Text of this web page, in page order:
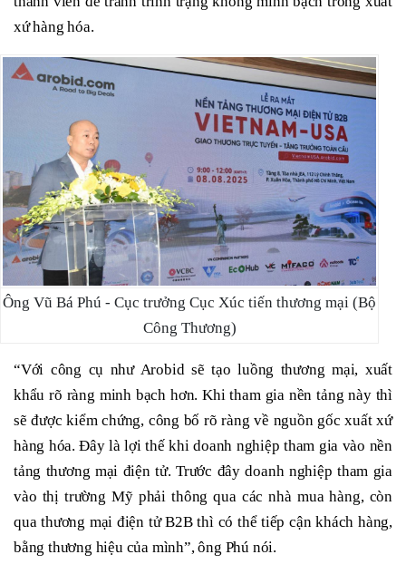
xứ hàng hóa.
Ông Vũ Bá Phú - Cục trưởng Cục Xúc tiến thương mại (Bộ
Công Thương)
“Với công cụ như Arobid sẽ tạo luồng thương mại, xuất
khẩu rõ ràng minh bạch hơn. Khi tham gia nền tảng này thì
sẽ được kiểm chứng, công bố rõ ràng về nguồn gốc xuất xứ
hàng hóa. Đây là lợi thế khi doanh nghiệp tham gia vào nền
tảng thương mại điện tử. Trước đây doanh nghiệp tham gia
vào thị trường Mỹ phải thông qua các nhà mua hàng, còn
qua thương mại điện tử B2B thì có thể tiếp cận khách hàng,
bằng thương hiệu của mình”, ông Phú nói.